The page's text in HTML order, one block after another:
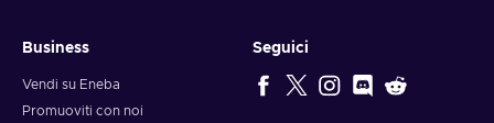
Business
Vendi su Eneba
Promuoviti con noi
Seguici